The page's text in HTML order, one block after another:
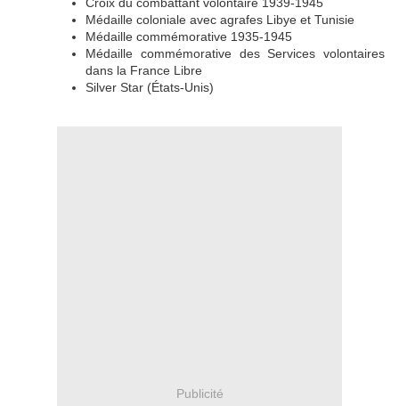
Médaille coloniale avec agrafes Libye et Tunisie
Médaille commémorative 1935-1945
Médaille commémorative des Services volontaires
dans la France Libre
Silver Star (États-Unis)
Publicité